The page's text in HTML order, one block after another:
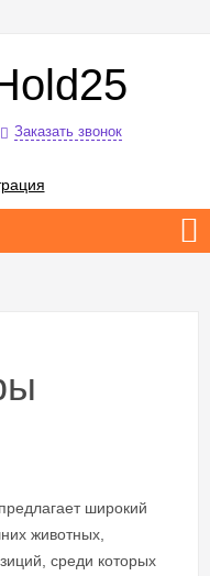
Заказать звонок
широкий
животных,
среди которых